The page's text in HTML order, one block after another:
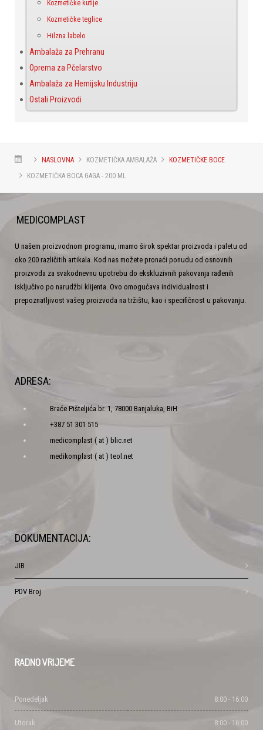
Kozmetičke kutije
Kozmetičke teglice
Hilzna labelo
Ambalaža za Prehranu
Oprema za Pčelarstvo
Ambalaža za Hemijsku Industriju
Ostali Proizvodi
NASLOVNA KOZMETIČKA AMBALAŽA
KOZMETIČKE BOCE
KOZMETIČKA BOCA GAGA - 200 ML
MEDICOMPLAST
U našem proizvodnom programu, imamo širok spektar proizvoda i paletu od
oko 200 različitih artikala. Kod nas možete pronaći ponudu od osnovnih
proizvoda za svakodnevnu upotrebu do ekskluzivnih pakovanja rađenih
isključivo po narudžbi klijenta. Ovo omogućava individualnost i
prepoznatljivost vašeg proizvoda na tržištu, kao i specifičnost u pakovanju.
ADRESA:
Braće Pišteljića br. 1, 78000 Banjaluka, BiH
+387 51 301 515
medicomplast ( at ) blic.net
medikomplast ( at ) teol.net
DOKUMENTACIJA:
JIB
PDV Broj
RADNOVRIJEME
Ponedeljak 8:00 - 16:00
Utorak 8:00 - 16:00